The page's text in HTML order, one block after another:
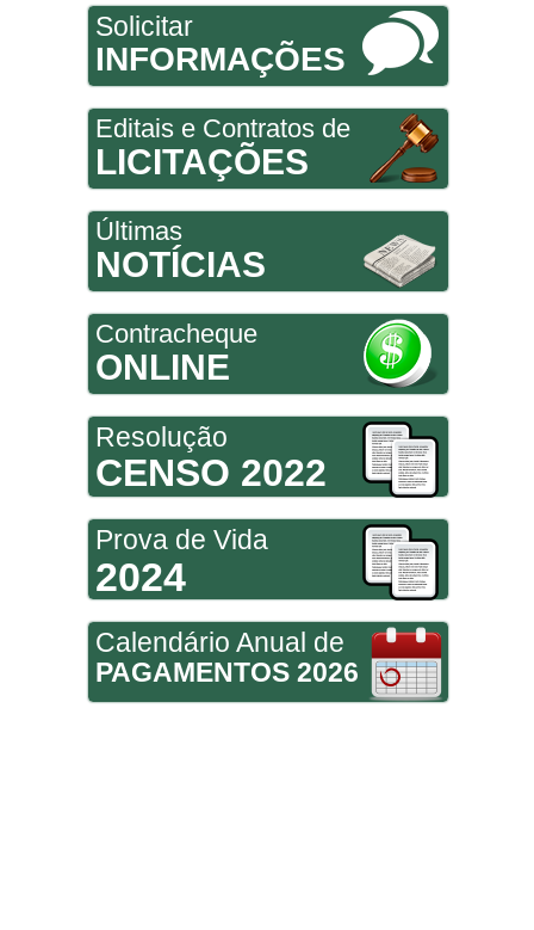
Solicitar
INFORMAÇÕES
Editais e Contratos de
LICITAÇÕES
Últimas
NOTÍCIAS
Contracheque
ONLINE
Resolução
CENSO 2022
Prova de Vida
2024
Calendário Anual de
PAGAMENTOS 2026